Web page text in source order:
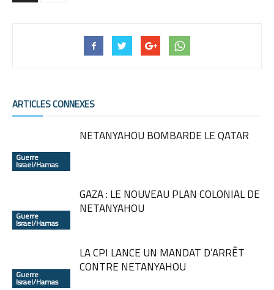
ARTICLES CONNEXES
Guerre
Israel/Hamas
NETANYAHOU BOMBARDE LE QATAR
Guerre
Israel/Hamas
GAZA : LE NOUVEAU PLAN COLONIAL DE
NETANYAHOU
Guerre
Israel/Hamas
LA CPI LANCE UN MANDAT D’ARRÊT
CONTRE NETANYAHOU